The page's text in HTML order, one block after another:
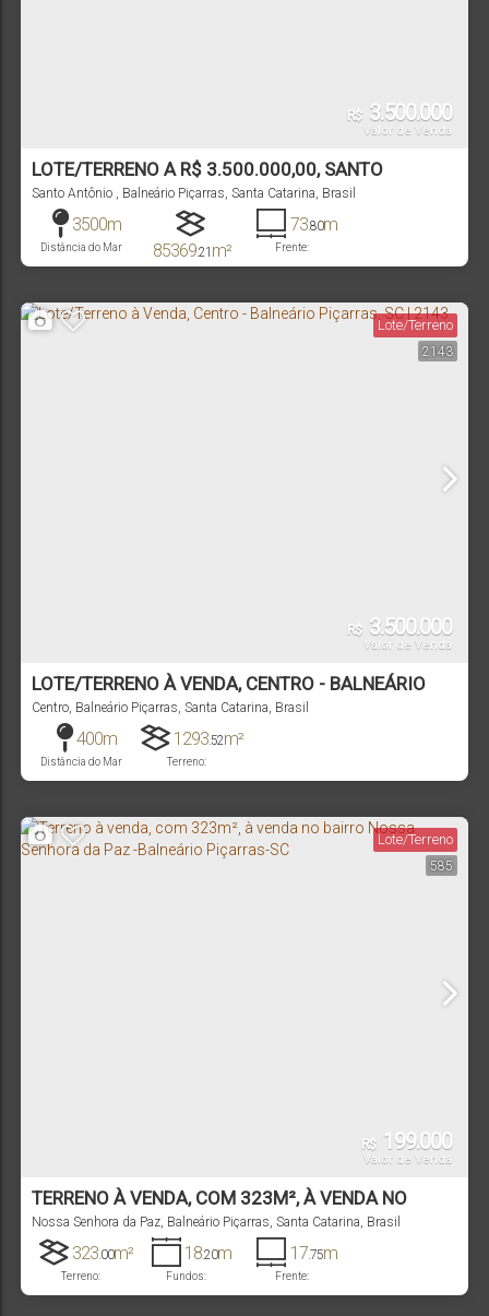
R$ 3.500.000
Valor de Venda
LOTE/TERRENO A R$ 3.500.000,00, SANTO
ANTÔNIO - BALNEÁRIO PIÇARRAS | CÓD. 2653
Santo Antônio , Balneário Piçarras, Santa Catarina, Brasil
3500m
Distância do Mar
85369.21 m² Frente:
73.80m
2143
Lote/Terreno
R$ 3.500.000
Valor de Venda
LOTE/TERRENO À VENDA, CENTRO - BALNEÁRIO
PIÇARRAS, SC | 2143
Centro, Balneário Piçarras, Santa Catarina, Brasil
400m
Distância do Mar Terreno:
1293.52m²
585
Lote/Terreno
R$ 199.000
Valor de Venda
TERRENO À VENDA, COM 323M², À VENDA NO
BAIRRO NOSSA SENHORA DA PAZ -BALNEÁRIO
PIÇARRAS-SC
Nossa Senhora da Paz, Balneário Piçarras, Santa Catarina, Brasil
Terreno:
323 .00m²
Fundos:
18.20m
Frente:
17.75m